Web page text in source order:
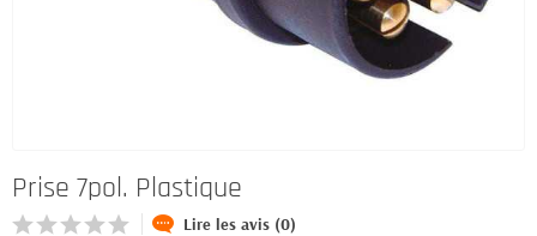
Prise 7pol. Plastique
Lire les avis (0)